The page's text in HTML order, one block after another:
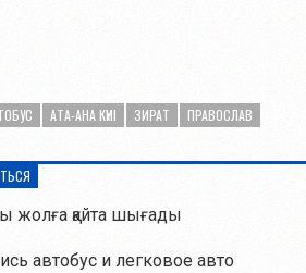
АТА-АНА КҮНІ ЗИРАТ ПРАВОСЛАВ
жолға қайта шығады
автобус и легковое авто